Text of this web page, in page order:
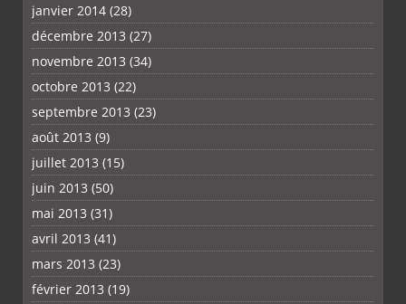
janvier 2014 (28)
décembre 2013 (27)
novembre 2013 (34)
octobre 2013 (22)
septembre 2013 (23)
août 2013 (9)
juillet 2013 (15)
juin 2013 (50)
mai 2013 (31)
avril 2013 (41)
mars 2013 (23)
février 2013 (19)